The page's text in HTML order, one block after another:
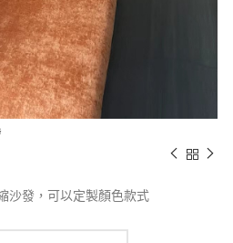
沙發，可以定製顏色款式